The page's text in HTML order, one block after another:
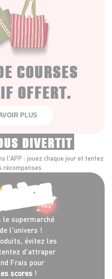
COURSES
OFFERT.
PLUS
DIVERTIT
l'APP : jouez chaque jour et tentez
récompenses
le supermarché
l'univers !
évitez les
d'attraper
Frais pour
scores !